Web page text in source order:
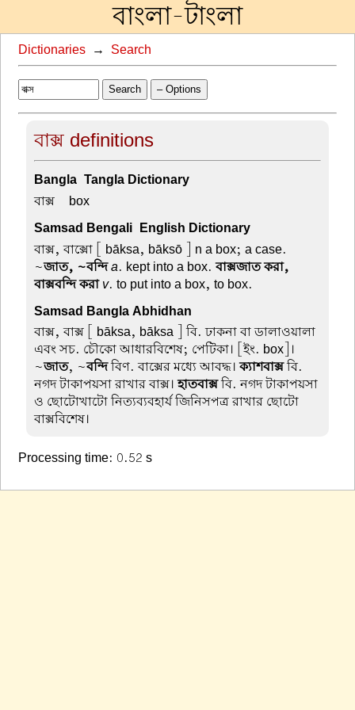
বাংলা-টাংলা
Dictionaries → Search
Search – Options
বাক্স definitions
Bangla-Tangla Dictionary
বাক্স – box
Samsad Bengali-English Dictionary
বাক্স, বাক্সো [ bāksa, bāksō ] n a box; a case.
~জাত, ~বন্দিa. kept into a box.বাক্সজাত করা,
বাক্সবন্দি করা v. to put into a box, to box.
Samsad Bangla Abhidhan
বাক্স, বাক্স [ bāksa, bāksa ] বি. ঢাকনা বা ডালাওয়ালা
এবং সচ. চৌকো আধারবিশেষ; পেটিকা। [ইং. box]।
~জাত, ~বন্দিবিণ. বাক্সের মধ্যে আবদ্ধ।ক্যাশবাক্সবি.
নগদ টাকাপয়সা রাখার বাক্স।হাতবাক্সবি. নগদ টাকাপয়সা
ও ছোটোখাটো নিত্যব্যবহার্য জিনিসপত্র রাখার ছোটো
বাক্সবিশেষ।
Processing time: 0.52 s